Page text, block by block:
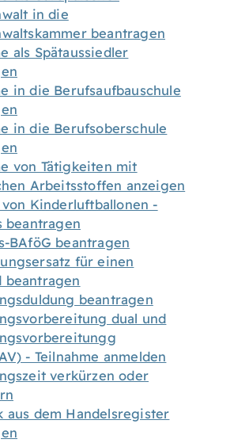
in die
beantragen
als Spätaussiedler
in die Berufsaufbauschule
in die Berufsoberschule
von Tätigkeiten mit
Arbeitsstoffen anzeigen
Kinderluftballonen -
beantragen
BAföG beantragen
für einen
beantragen
beantragen
dual und
- Teilnahme anmelden
verkürzen oder
aus dem Handelsregister